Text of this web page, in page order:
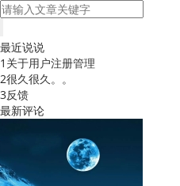
最近说说
1 关于用户注册管理
2很久很久。。
3反馈
最新评论